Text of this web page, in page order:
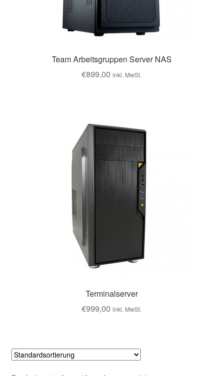
Team Arbeitsgruppen Server NAS
€899,00 inkl. MwSt.
Terminalserver
€999,00 inkl. MwSt.